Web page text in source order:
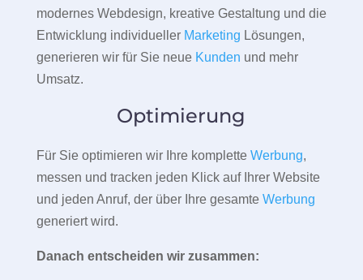
modernes Webdesign, kreative Gestaltung und die
Entwicklung individueller Marketing Lösungen,
generieren wir für Sie neue Kunden und mehr
Umsatz.
Optimierung
Für Sie optimieren wir Ihre komplette Werbung,
messen und tracken jeden Klick auf Ihrer Website
und jeden Anruf, der über Ihre gesamte Werbung
generiert wird.
Danach entscheiden wir zusammen: